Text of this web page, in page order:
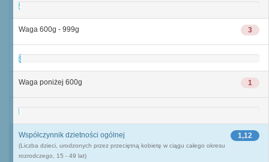
2
3
Waga 600g - 999g
3
1
Waga poniżej 600g
1
1,12
Współczynnik dzietności ogólnej
(Liczba dzieci, urodzonych przez przeciętną kobietę w ciągu całego okresu
rozrodczego, 15 - 49 lat)